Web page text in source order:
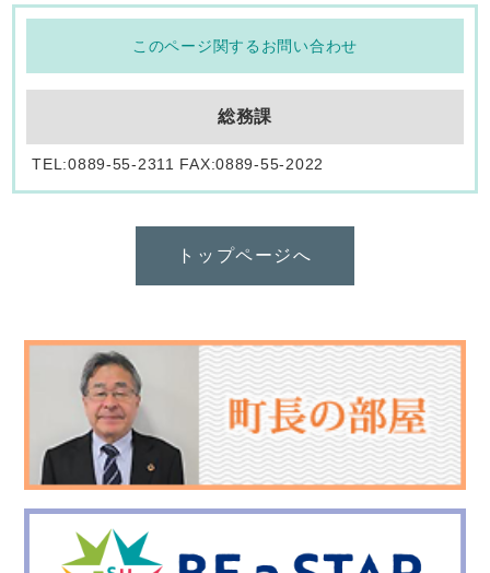
このページ関するお問い合わせ
総務課
TEL:0889-55-2311 FAX:0889-55-2022
トップページへ